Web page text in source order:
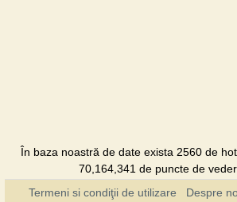
În baza noastră de date exista 2560 de
70,164,341 de puncte de
Termeni si condiţii de utilizare
Despre